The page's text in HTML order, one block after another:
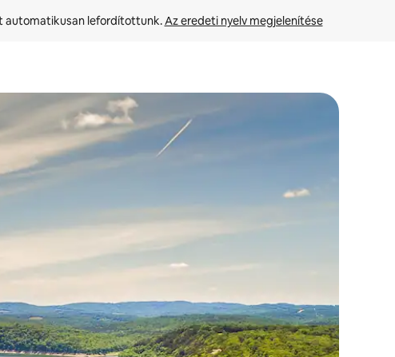
automatikusan lefordítottunk. Az eredeti nyelv megjelenítése
érintő és lapozó mozdulatokkal is felfedezheted őket.